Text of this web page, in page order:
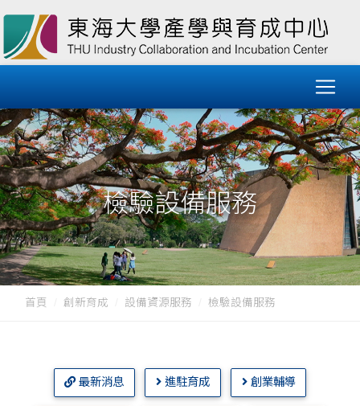
檢驗設備服務
首頁 創新育成 設備資源服務 檢驗設備服務
最新消息 進駐育成 創業輔導